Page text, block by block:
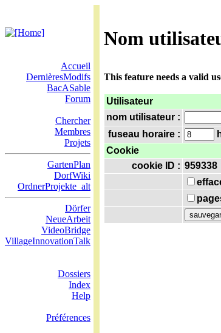
Nom
Accueil
DernièresModifs
BacASable
Forum
Chercher
Membres
Projets
GartenPlan
DorfWiki
OrdnerProjekte_alt
Dörfer
NeueArbeit
VideoBridge
VillageInnovationTalk
Dossiers
Index
Help
Préférences
This feature needs a valid
Utilisateur
nom utilisateur :
fuseau horaire :
Cookie
cookie ID : 959338